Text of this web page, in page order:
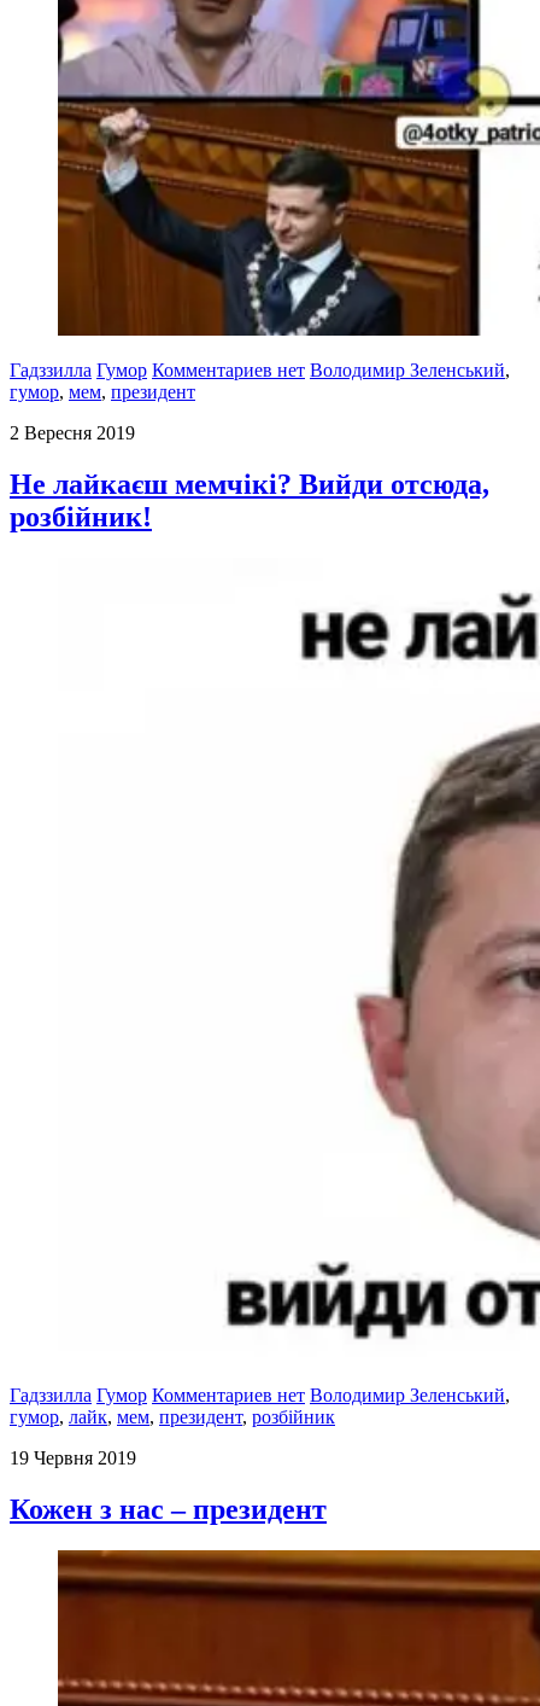
Гадззилла Гумор Комментариев нет Володимир Зеленський,
гумор, мем, президент
2 Вересня 2019
Не лайкаєш мемчікі? Вийди отсюда,
розбійник!
Гадззилла Гумор Комментариев нет Володимир Зеленський,
гумор, лайк, мем, президент, розбійник
19 Червня 2019
Кожен з нас – президент